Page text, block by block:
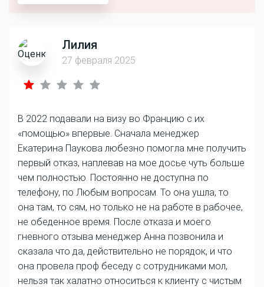
Лилия
27 февраля 2025
В 2022 подавали на визу во Францию с их
«помощью» впервые. Сначала менеджер
Екатерина Паукова любезно помогла мне получить
первый отказ, наплевав на мое досье чуть больше
чем полностью. Постоянно не доступна по
телефону, по Любым вопросам. То она ушла, то
она там, то сям, но только не на работе в рабочее,
не обеденное время. После отказа и моего
гневного отзыва менеджер Анна позвонила и
сказала что да, действительно не порядок, и что
она провела проф беседу с сотрудниками мол,
нельзя так халатно относиться к клиенту с чистым